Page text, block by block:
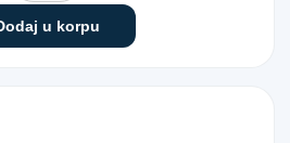
u korpu